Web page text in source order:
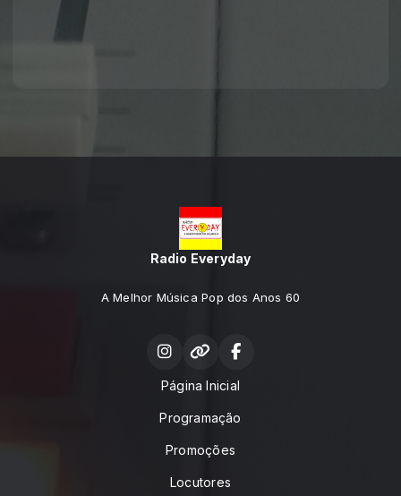
Radio Everyday
A Melhor Música Pop dos Anos 60
Página Inicial
Programação
Promoções
Locutores